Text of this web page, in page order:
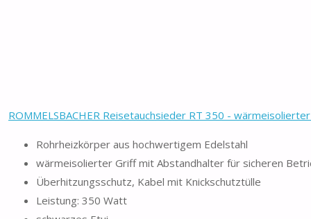
ROMMELSBACHER Reisetauchsieder RT 350 - wärmeisolierter
Rohrheizkörper aus hochwertigem Edelstahl
wärmeisolierter Griff mit Abstandhalter für sicheren
Überhitzungsschutz, Kabel mit Knickschutztülle
Leistung: 350 Watt